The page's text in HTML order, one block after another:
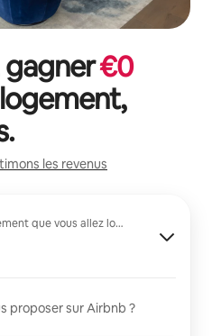
gagner€0
.
les revenus
que vous allez louer ?
proposer sur Airbnb ?